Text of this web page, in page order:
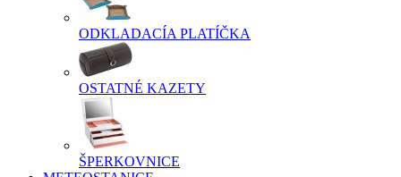
ODKLADACÍA PLATÍČKA
OSTATNÉ KAZETY
ŠPERKOVNICE